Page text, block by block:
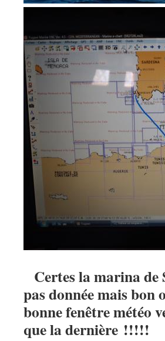
Certes la marina de
pas donnée mais bon
bonne fenêtre météo
que la dernière !!!!!